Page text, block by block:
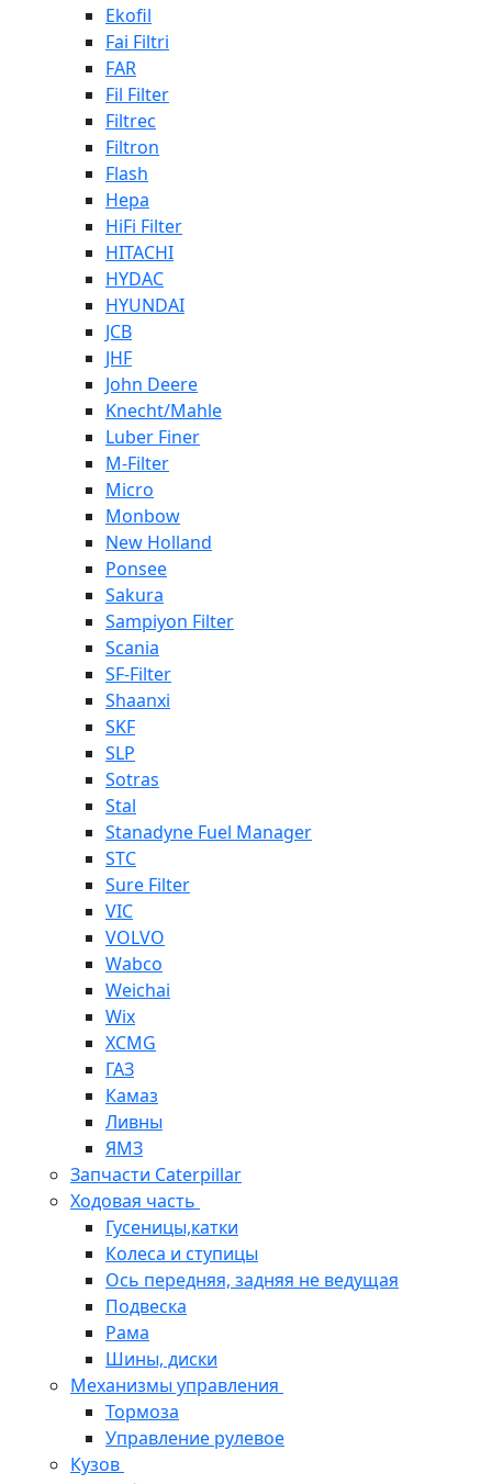
Ekofil
Fai Filtri
FAR
Fil Filter
Filtrec
Filtron
Flash
Hepa
HiFi Filter
HITACHI
HYDAC
HYUNDAI
JCB
JHF
John Deere
Knecht/Mahle
Luber Finer
M-Filter
Micro
Monbow
New Holland
Ponsee
Sakura
Sampiyon Filter
Scania
SF-Filter
Shaanxi
SKF
SLP
Sotras
Stal
Stanadyne Fuel Manager
STC
Sure Filter
VIC
VOLVO
Wabco
Weichai
Wix
XCMG
ГАЗ
Камаз
Ливны
ЯМЗ
Запчасти Caterpillar
Ходовая часть
Гусеницы,катки
Колеса и ступицы
Ось передняя, задняя не ведущая
Подвеска
Рама
Шины, диски
Механизмы управления
Тормоза
Управление рулевое
Кузов